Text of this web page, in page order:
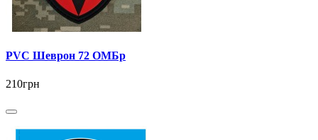
PVC Шеврон 72 ОМБр
210грн